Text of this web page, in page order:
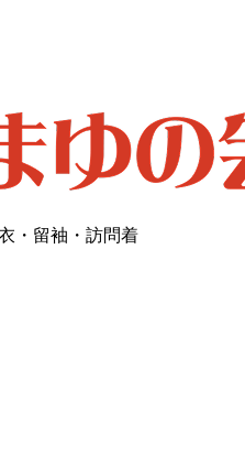
・留袖・訪問着